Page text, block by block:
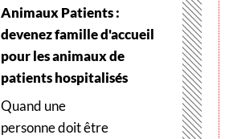
Animaux Patients :
devenez famille d'accueil
pour les animaux de
patients hospitalisés
Quand une
personne doit être